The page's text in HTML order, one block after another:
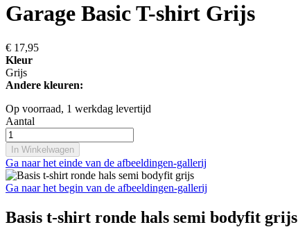
Garage Basic T-shirt Grijs
€ 17,95
Kleur
Grijs
Andere kleuren:
Op voorraad, 1 werkdag levertijd
Aantal
In Winkelwagen
Ga naar het einde van de afbeeldingen-gallerij
Ga naar het begin van de afbeeldingen-gallerij
Basis t-shirt ronde hals semi bodyfit grijs